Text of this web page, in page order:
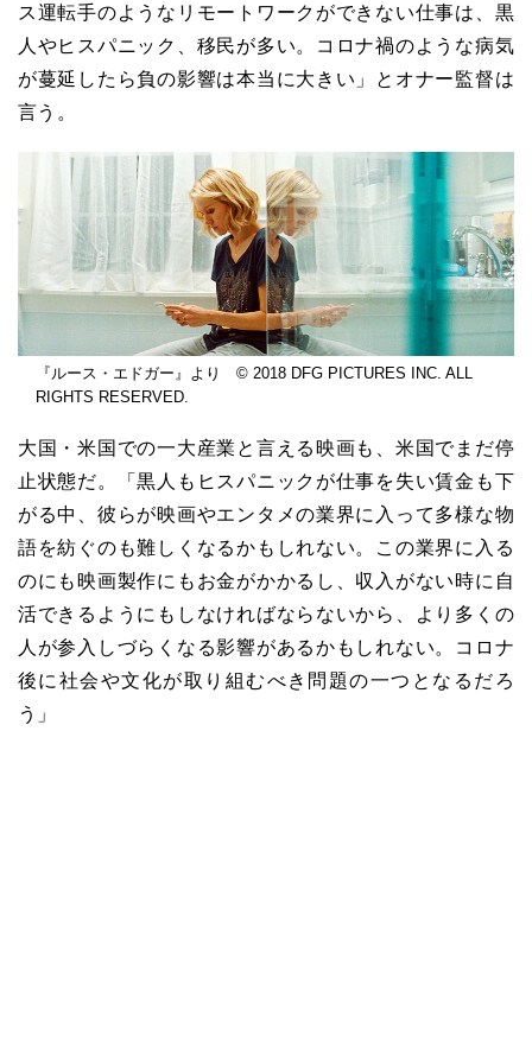
ス運転手のようなリモートワークができない仕事は、黒
人やヒスパニック、移民が多い。コロナ禍のような病気
が蔓延したら負の影響は本当に大きい」とオナー監督は
言う。
『ルース・エドガー』より © 2018 DFG PICTURES INC. ALL
RIGHTS RESERVED.
大国・米国での一大産業と言える映画も、米国でまだ停
止状態だ。「黒人もヒスパニックが仕事を失い賃金も下
がる中、彼らが映画やエンタメの業界に入って多様な物
語を紡ぐのも難しくなるかもしれない。この業界に入る
のにも映画製作にもお金がかかるし、収入がない時に自
活できるようにもしなければならないから、より多くの
人が参入しづらくなる影響があるかもしれない。コロナ
後に社会や文化が取り組むべき問題の一つとなるだろ
う」